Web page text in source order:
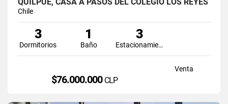
Chile
3
Dormitorios
1
Baño
3
Estacionamiento
Venta
$76.000.000 CLP